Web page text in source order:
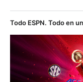
Todo ESPN. Todo en